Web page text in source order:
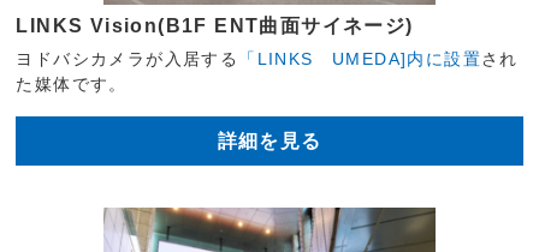
LINKS Vision(B1F ENT曲面サイネージ)
ヨドバシカメラが入居する 「LINKS UMEDA]内に設置され
た媒体です。
詳細を見る